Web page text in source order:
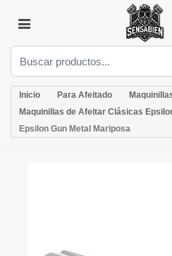
Inicio Para Afeitado
Maquinillas de Afeitar Clásicas
Epsilon Gun Metal Mariposa